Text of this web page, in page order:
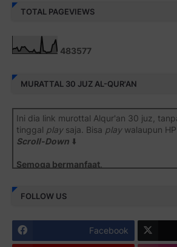
TOTAL PAGEVIEWS
483577
MURATTAL 30 JUZ AL-QUR'AN
Ini dia link murottal Alqur'an 30 juz,
tinggal playsaja. Bisa playwalaupun
Scroll-Down ⬇️
Semoga bermanfaat
Juz 1 ⇨
Juz 3 ⇨ http://j.mp/2bFSrtF
FOLLOW US
Facebook